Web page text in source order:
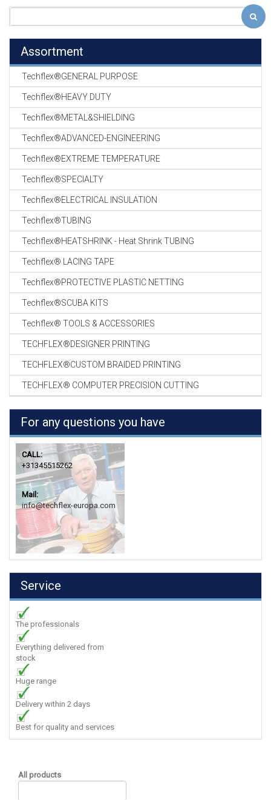
Assortment
Techflex®GENERAL PURPOSE
Techflex®HEAVY DUTY
Techflex®METAL&SHIELDING
Techflex®ADVANCED-ENGINEERING
Techflex®EXTREME TEMPERATURE
Techflex®SPECIALTY
Techflex®ELECTRICAL INSULATION
Techflex®TUBING
Techflex®HEATSHRINK - Heat Shrink TUBING
Techflex® LACING TAPE
Techflex®PROTECTIVE PLASTIC NETTING
Techflex®SCUBA KITS
Techflex® TOOLS & ACCESSORIES
TECHFLEX®DESIGNER PRINTING
TECHFLEX®CUSTOM BRAIDED PRINTING
TECHFLEX® COMPUTER PRECISION CUTTING
For any questions you have
CALL:
+31345515262
Mail:
info@techflex-europa.com
Service
The professionals
Everything delivered from
stock
Huge range
Delivery within 2 days
Best for quality and services
All products